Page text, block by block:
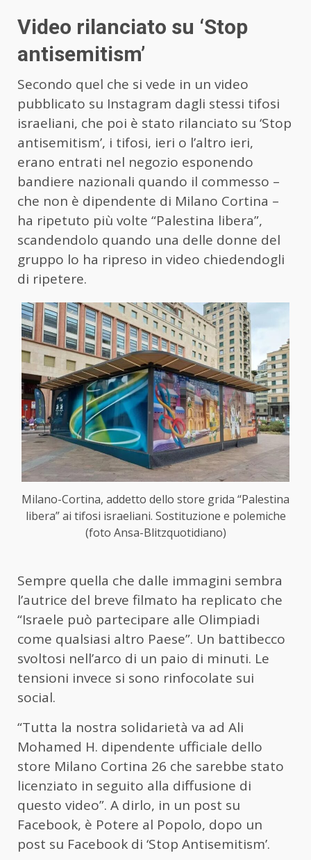
Video rilanciato su ‘Stop
antisemitism’
Secondo quel che si vede in un video
pubblicato su Instagram dagli stessi tifosi
israeliani, che poi è stato rilanciato su ‘Stop
antisemitism’, i tifosi, ieri o l’altro ieri,
erano entrati nel negozio esponendo
bandiere nazionali quando il commesso –
che non è dipendente di Milano Cortina –
ha ripetuto più volte “Palestina libera”,
scandendolo quando una delle donne del
gruppo lo ha ripreso in video chiedendogli
di ripetere.
Milano-Cortina, addetto dello store grida “Palestina
libera” ai tifosi israeliani. Sostituzione e polemiche
(foto Ansa-Blitzquotidiano)
Sempre quella che dalle immagini sembra
l’autrice del breve filmato ha replicato che
“Israele può partecipare alle Olimpiadi
come qualsiasi altro Paese”. Un battibecco
svoltosi nell’arco di un paio di minuti. Le
tensioni invece si sono rinfocolate sui
social.
“Tutta la nostra solidarietà va ad Ali
Mohamed H. dipendente ufficiale dello
store Milano Cortina 26 che sarebbe stato
licenziato in seguito alla diffusione di
questo video”. A dirlo, in un post su
Facebook, è Potere al Popolo, dopo un
post su Facebook di ‘Stop Antisemitism’.